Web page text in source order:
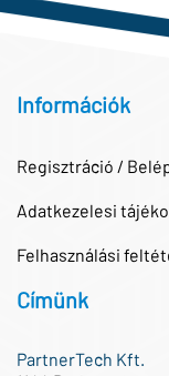
Információk
Regisztráció /
Adatkezelesi
Felhasználási
Címünk
PartnerTech Kft.